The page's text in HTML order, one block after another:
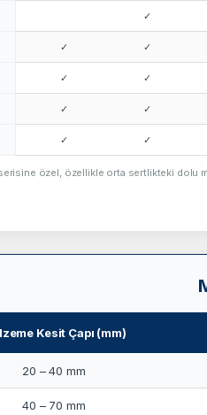
✓
✓ ✓
✓ ✓
✓ ✓
✓ ✓
özel, özellikle orta sertlikteki dolu
Kesit Çapı (mm)
20 – 40 mm
40 – 70 mm